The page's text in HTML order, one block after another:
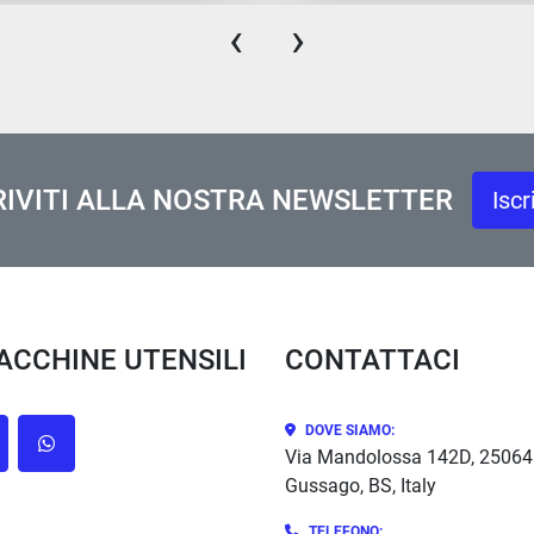
‹ ›
ALLA NOSTRA NEWSLETTER
UTENSILI
whatsapp
CONTATTACI
DOVE SIAMO:
Via Mandolossa 142D, 25064
Gussago, BS, Italy